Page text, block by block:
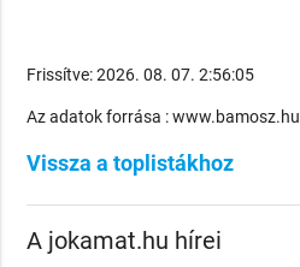
Frissítve: 2026. 08. 07. 2:56:05
Az adatok forrása : www.bamosz.hu
Vissza a toplistákhoz
A jokamat.hu hírei